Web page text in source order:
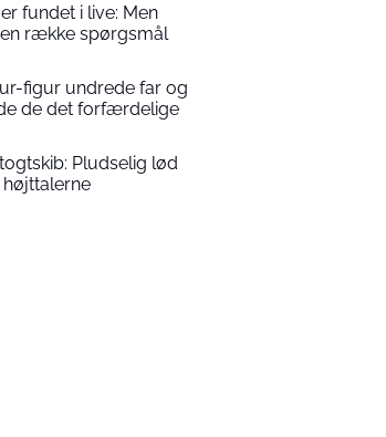
fundet i live: Men
række spørgsmål
figur undrede far og
de det forfærdelige
Pludselig lød